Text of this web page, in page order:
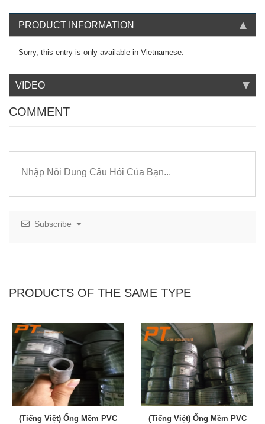
PRODUCT INFORMATION
Sorry, this entry is only available in Vietnamese
VIDEO
COMMENT
Subscribe
PRODUCTS OF THE SAME TYPE
(Tiếng Việt) Ống Mềm PVC
(Tiếng Việt) Ống Mềm PVC